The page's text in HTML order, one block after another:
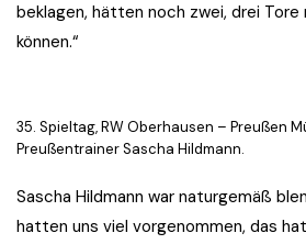
beklagen, hätten noch zwei, drei Tore
können.“
35. Spieltag, RW Oberhausen – Preußen
Preußentrainer Sascha Hildmann.
Sascha Hildmann war naturgemäß
hatten uns viel vorgenommen, das